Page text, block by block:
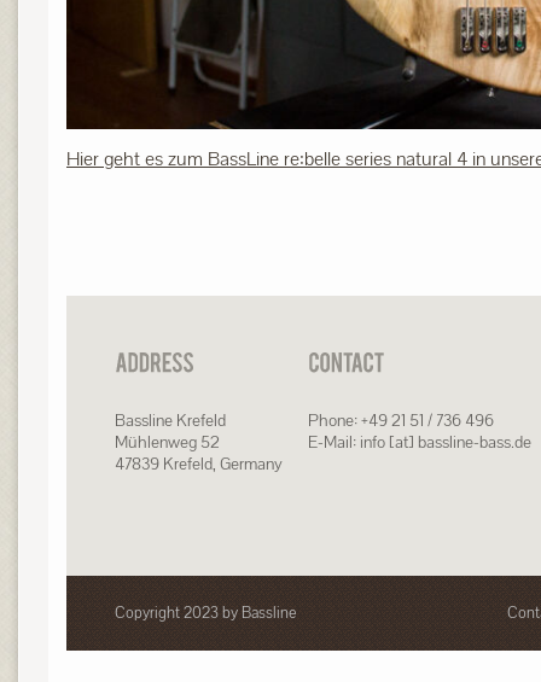
Hier geht es zum BassLine re:belle series natural 4 in
Bassline Krefeld
Mühlenweg 52
47839 Krefeld, Germany
Phone: +49 21 51 / 736 496
E-Mail: info [at] bassline-bass.de
Copyright 2023 by Bassline